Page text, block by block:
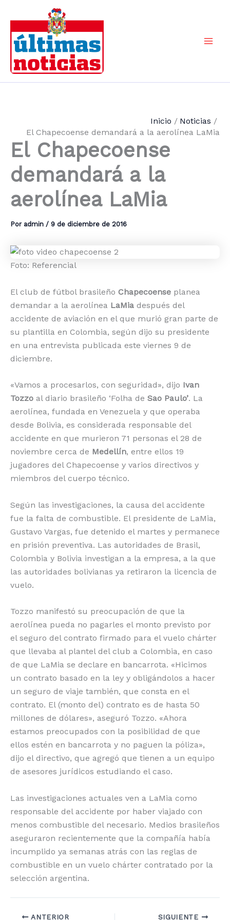
contenido
Inicio
Noticias
El Chapecoense demandará a la aerolínea LaMia
El Chapecoense
demandará a la
aerolínea LaMia
Por admin / 9 de diciembre de 2016
Foto: Referencial
El club de fútbol brasileño Chapecoense planea
demandar a la aerolínea LaMia después del
accidente de aviación en el que murió gran parte de
su plantilla en Colombia, según dijo su presidente
en una entrevista publicada este viernes 9 de
diciembre.
«Vamos a procesarlos, con seguridad», dijo Ivan
Tozzo al diario brasileño ‘Folha de Sao Paulo’. La
aerolínea, fundada en Venezuela y que operaba
desde Bolivia, es considerada responsable del
accidente en que murieron 71 personas el 28 de
noviembre cerca de Medellín, entre ellos 19
jugadores del Chapecoense y varios directivos y
miembros del cuerpo técnico.
Según las investigaciones, la causa del accidente
fue la falta de combustible. El presidente de LaMia,
Gustavo Vargas, fue detenido el martes y permanece
en prisión preventiva. Las autoridades de Brasil,
Colombia y Bolivia investigan a la empresa, a la que
las autoridades bolivianas ya retiraron la licencia de
vuelo.
Tozzo manifestó su preocupación de que la
aerolínea pueda no pagarles el monto previsto por
el seguro del contrato firmado para el vuelo chárter
que llevaba al plantel del club a Colombia, en caso
de que LaMia se declare en bancarrota. «Hicimos
un contrato basado en la ley y obligándolos a hacer
un seguro de viaje también, que consta en el
contrato. El (monto del) contrato es de hasta 50
millones de dólares», aseguró Tozzo. «Ahora
estamos preocupados con la posibilidad de que
ellos estén en bancarrota y no paguen la póliza»,
dijo el directivo, que agregó que tienen a un equipo
de asesores jurídicos estudiando el caso.
Las investigaciones actuales ven a LaMia como
responsable del accidente por haber viajado con
menos combustible del necesario. Medios brasileños
aseguraron recientemente que la compañía había
incumplido ya semanas atrás con las reglas de
combustible en un vuelo chárter contratado por la
selección argentina.
ANTERIOR SIGUIENTE